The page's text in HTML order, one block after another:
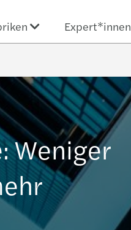
Expert*innen
Weniger